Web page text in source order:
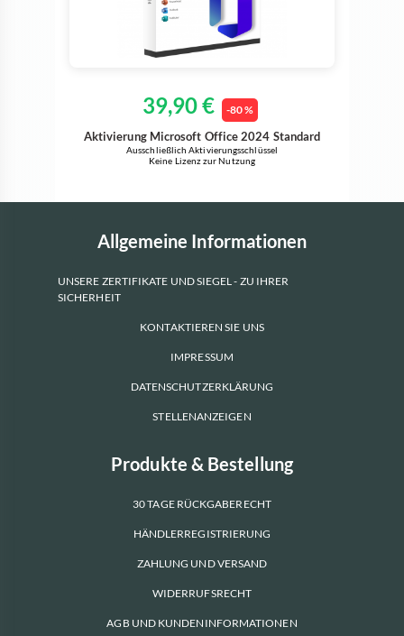
39,90 € -80 %
Aktivierung Microsoft Office 2024 Standard
Ausschließlich Aktivierungsschlüssel
Keine Lizenz zur Nutzung
Allgemeine Informationen
UNSERE ZERTIFIKATE UND SIEGEL - ZU IHRER
SICHERHEIT
KONTAKTIEREN SIE UNS
IMPRESSUM
DATENSCHUTZERKLÄRUNG
STELLENANZEIGEN
Produkte & Bestellung
30 TAGE RÜCKGABERECHT
HÄNDLERREGISTRIERUNG
ZAHLUNG UND VERSAND
WIDERRUFSRECHT
AGB UND KUNDENINFORMATIONEN